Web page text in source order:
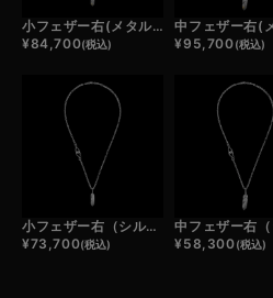
小フェザー右(メタル)×チェーン(プレーンフープ＋プレーンフック)/ネックレスカスタム
¥84,700(税込)
¥95,700(税込)
小フェザー右（シルバー）×チェーン(プレーンフープ＋プレーンフック)/ネックレスカスタム
¥73,700(税込)
¥58,300(税込)